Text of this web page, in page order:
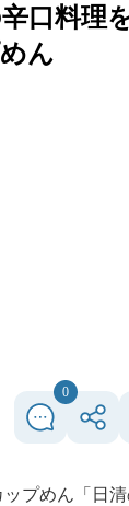
口料理
ん
0
ップめん「日